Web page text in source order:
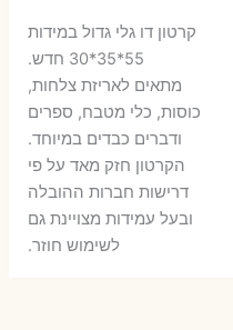
היה:
10 ₪.
7 ₪.
קרטון דו גלי גדול במידות
55*35*30 חדש.
מתאים לאריזת צלחות,
כוסות, כלי מטבח, ספרים
ודברים כבדים במיוחד.
הקרטון חזק מאד על פי
דרישות חברות ההובלה
ובעל עמידות מצויינת גם
לשימוש חוזר.